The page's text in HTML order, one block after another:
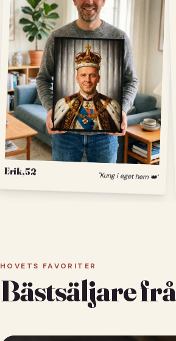
Erik, 52 "Kung i eget hem 👑"
HOVETS FAVORITER
Bästsäljare